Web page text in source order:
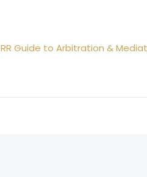
RR Guide to Arbitration &